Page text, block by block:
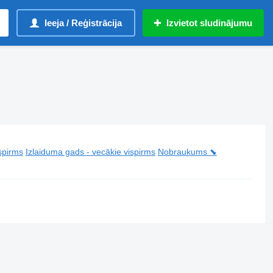
Ieeja / Reģistrācija Izvietot sludinājumu
Izlaiduma gads - vecākie vispirms Nobraukums ⬊